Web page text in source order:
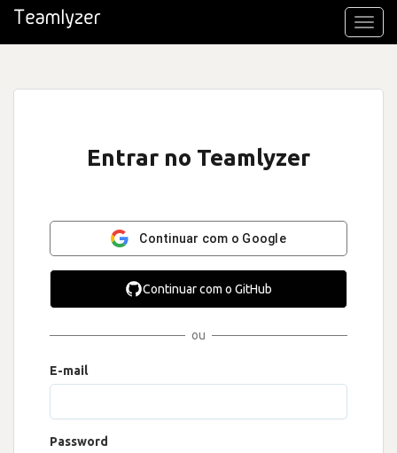
Entrar no Teamlyzer
Continuar com o Google
Continuar com o GitHub
ou
E-mail
Password